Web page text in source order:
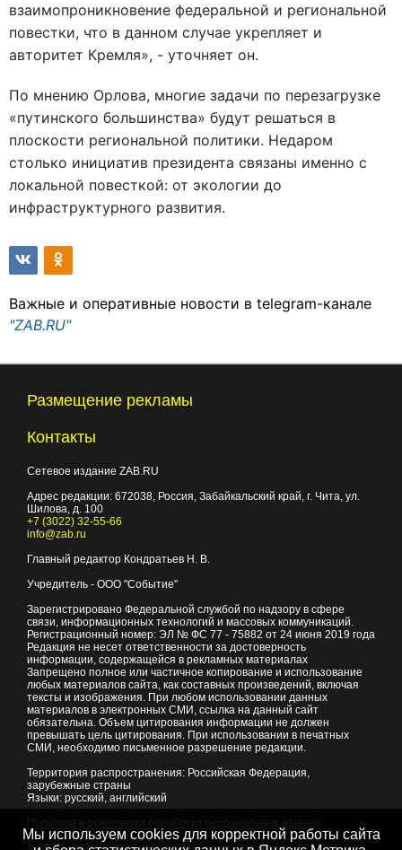
взаимопроникновение федеральной и региональной
повестки, что в данном случае укрепляет и
авторитет Кремля», - уточняет он.
По мнению Орлова, многие задачи по перезагрузке
«путинского большинства» будут решаться в
плоскости региональной политики. Недаром
столько инициатив президента связаны именно с
локальной повесткой: от экологии до
инфраструктурного развития.
Важные и оперативные новости в telegram-канале
"ZAB.RU"
Размещение рекламы
Контакты
Сетевое издание ZAB.RU
Адрес редакции: 672038, Россия, Забайкальский край, г. Чита, ул.
Шилова, д. 100
+7 (3022) 32-55-66
info@zab.ru
Главный редактор Кондратьев Н. В.
Учредитель - ООО "Событие"
Зарегистрировано Федеральной службой по надзору в сфере
связи, информационных технологий и массовых коммуникаций.
Регистрационный номер: ЭЛ № ФС 77 - 75882 от 24 июня 2019 года
Редакция не несет ответственности за достоверность
информации, содержащейся в рекламных материалах
Запрещено полное или частичное копирование и использование
любых материалов сайта, как составных произведений, включая
тексты и изображения. При любом использовании данных
материалов в электронных СМИ, ссылка на данный сайт
обязательна. Объем цитирования информации не должен
превышать цель цитирования. При использовании в печатных
СМИ, необходимо письменное разрешение редакции.
Территория распространения: Российская Федерация,
зарубежные страны
Языки: русский, английский
Мы используем cookies для корректной работы сайта